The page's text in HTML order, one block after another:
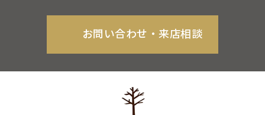
お問い合わせ‧来店相談